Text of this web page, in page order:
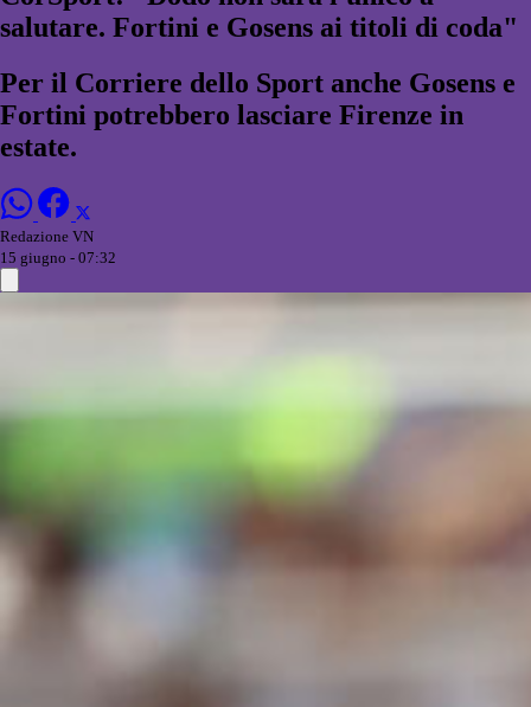
salutare. Fortini e Gosens ai titoli di coda"
Per il Corriere dello Sport anche Gosens e
Fortini potrebbero lasciare Firenze in
estate.
Redazione VN
15 giugno - 07:32